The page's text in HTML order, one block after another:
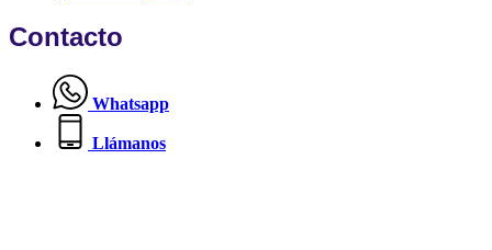
Contacto
Whatsapp
Llámanos